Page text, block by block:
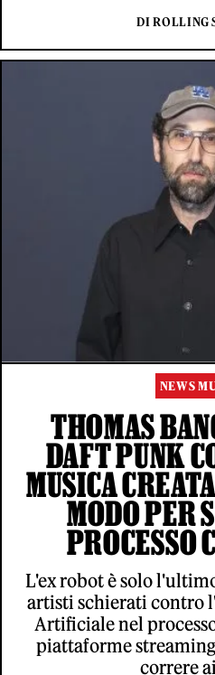
DI ROLLING
NEWS
THOMAS
DAFT PUNK
MUSICA
MODO PER
PROCESSO
L'ex robot è solo
artisti schierati contro
Artificiale nel
piattaforme
correre